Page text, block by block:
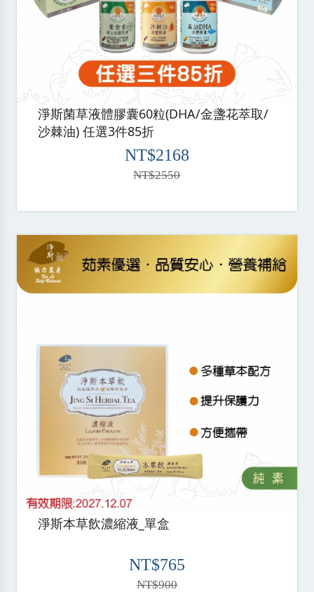
淨斯菌草液體膠囊60粒(DHA/金盞花萃取/
沙棘油) 任選3件85折
NT$2168
NT$2550
淨斯本草飲濃縮液_單盒
NT$765
NT$900